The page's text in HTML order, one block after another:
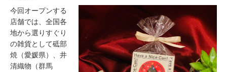
今回オープンする
店舗では、全国各
地から選りすぐり
の雑貨として砥部
焼（愛媛県）、井
清織物（群馬